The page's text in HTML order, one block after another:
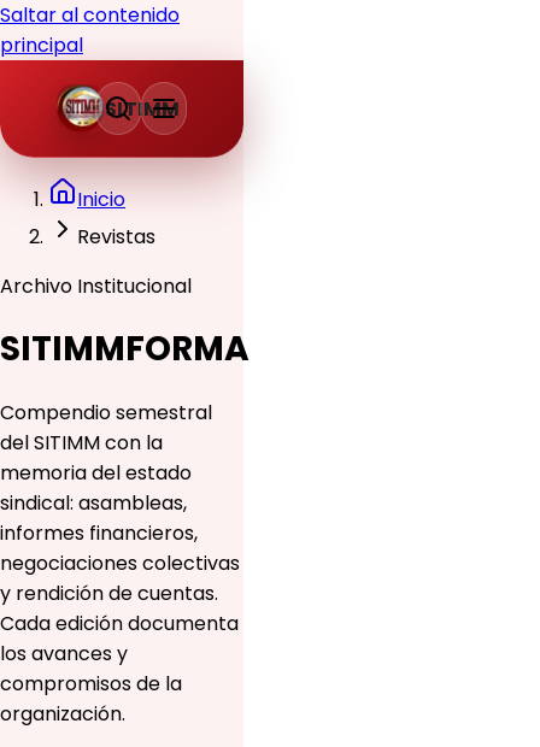
Saltar al contenido
principal
SITIMM
Inicio
Revistas
Archivo Institucional
SITIMMFORMA
Compendio semestral
del SITIMM con la
memoria del estado
sindical: asambleas,
informes financieros,
negociaciones colectivas
y rendición de cuentas.
Cada edición documenta
los avances y
compromisos de la
organización.